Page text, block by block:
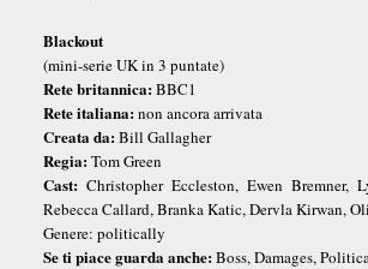
Blackout
(mini-serie UK in 3 puntate)
Rete britannica:BBC1
Rete italiana:non ancora arrivata
Creata da:Bill Gallagher
Regia:Tom Green
Cast:Christopher Eccleston, Ewen Bremner,
Rebecca Callard, Branka Katic, Dervla Kirwan,
Genere: politically
Se ti piace guarda anche:Boss, Damages,